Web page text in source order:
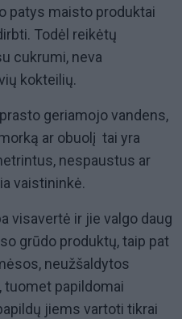
maisto produktai 
Todėl reikėtų
cukrumi, neva
kokteilių.
geriamojo vandens,
ar obuolį  tai yra
nespaustus ar
vaistininkė.
visavertė ir jie valgo daug
grūdo produktų, taip pat
neužšaldytos
tuomet papildomai
jiems vartoti tikrai